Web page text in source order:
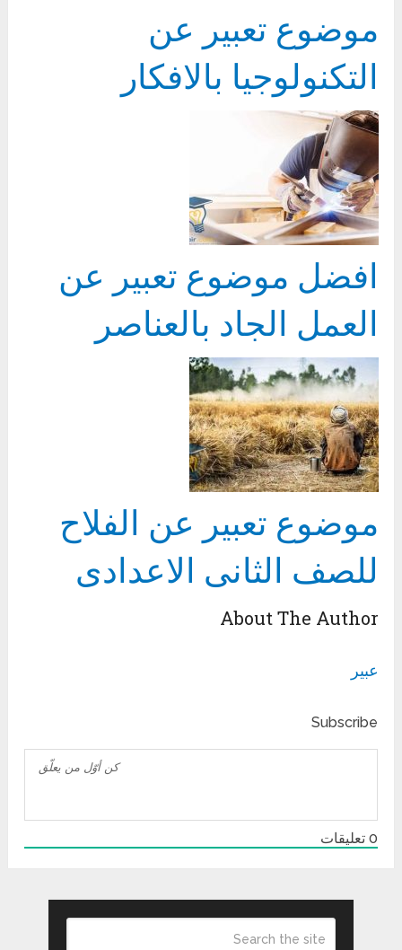
موضوع تعبير عن
التكنولوجيا بالافكار
افضل موضوع تعبير عن
العمل الجاد بالعناصر
موضوع تعبير عن الفلاح
للصف الثانى الاعدادى
About The Author
عبير
Subscribe
0 تعليقات